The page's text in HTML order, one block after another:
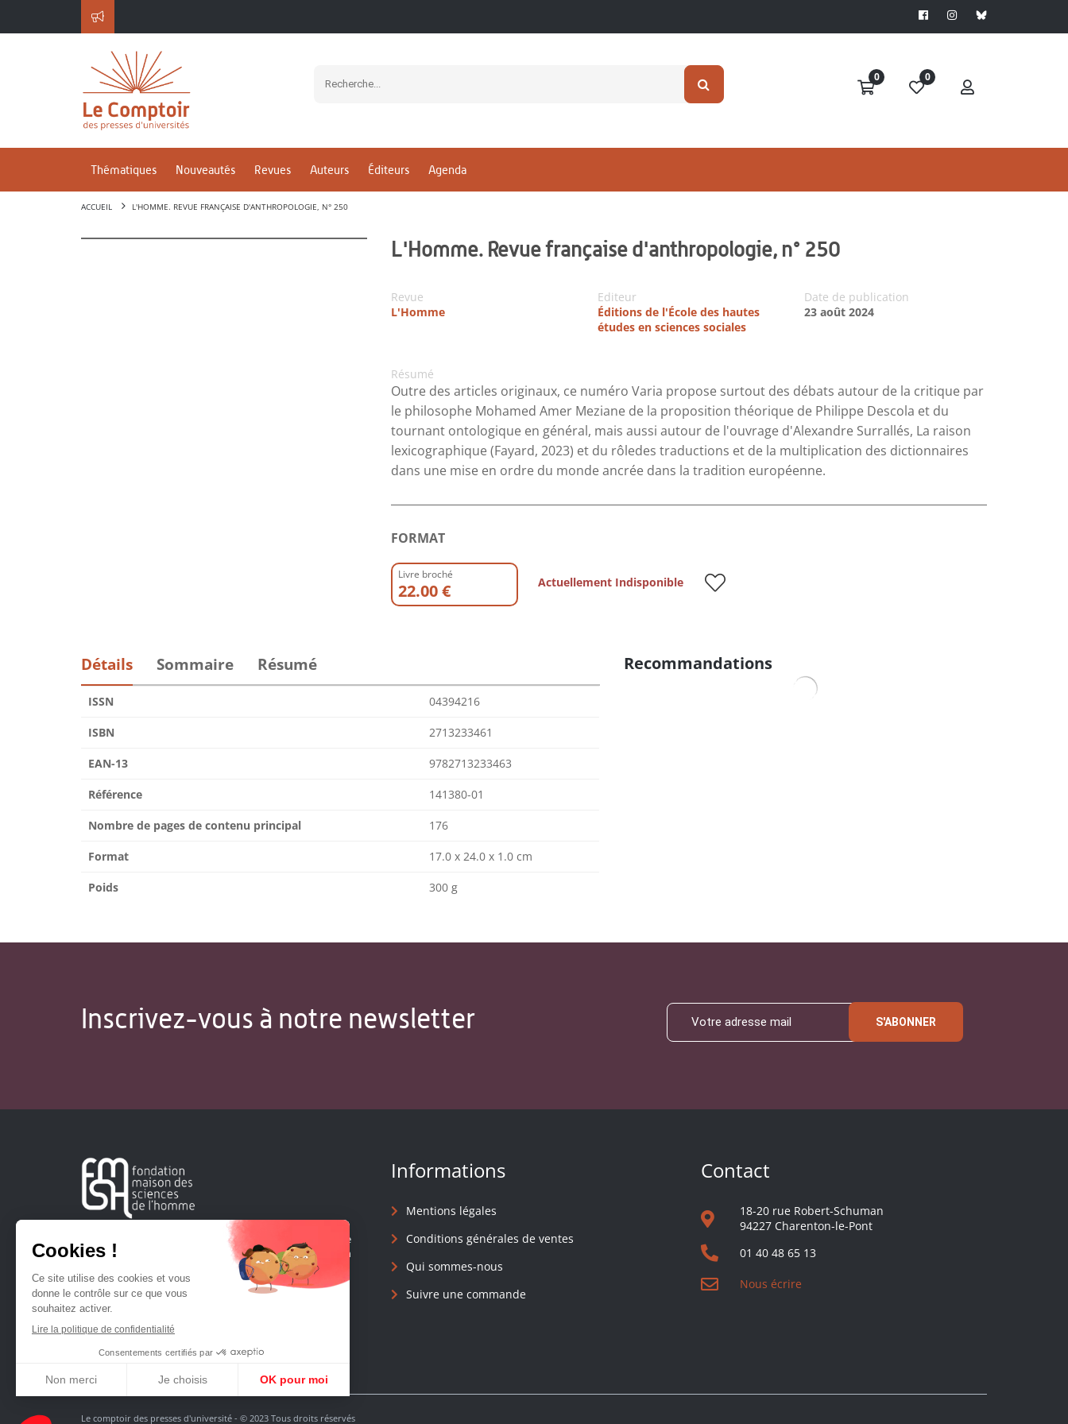
0 0
Thématiques Nouveautés Revues Auteurs Éditeurs Agenda
ACCUEIL L'HOMME. REVUE FRANÇAISE D'ANTHROPOLOGIE, N° 250
L'Homme. Revue française d'anthropologie, n° 250
Revue
L'Homme
Editeur
Éditions de l'École des hautes
études en sciences sociales
Date de publication
23 août 2024
Résumé
Outre des articles originaux, ce numéro Varia propose surtout des débats autour de la critique par
le philosophe Mohamed Amer Meziane de la proposition théorique de Philippe Descola et du
tournant ontologique en général, mais aussi autour de l'ouvrage d'Alexandre Surrallés, La raison
lexicographique (Fayard, 2023) et du rôledes traductions et de la multiplication des dictionnaires
dans une mise en ordre du monde ancrée dans la tradition européenne.
FORMAT
Livre broché
22.00 € Actuellement Indisponible
Détails Sommaire Résumé
ISSN 04394216
ISBN 2713233461
EAN-13 9782713233463
Référence 141380-01
Nombre de pages de contenu principal 176
Format 17.0 x 24.0 x 1.0 cm
Poids 300 g
Recommandations
Inscrivez-vous à notre newsletter S'ABONNER
Créée en 1963, la Fondation Maison Sciences de l'Homme
soutient la recherche et la diffusion des connaissances en
Informations
Mentions légales
Conditions générales de ventes
Qui sommes-nous
Suivre une commande
Contact
18-20 rue Robert-Schuman
94227 Charenton-le-Pont
01 40 48 65 13
Nous écrire
Le comptoir des presses d'université - © 2023 Tous droits réservés